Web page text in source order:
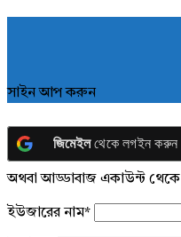
সাইন আপ করুন
জিমেইলথেকে লগইন করুন
অথবা আড্ডাবাজ একাউন্ট থেকে
ইউজারের নাম*